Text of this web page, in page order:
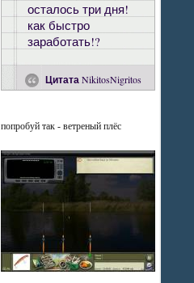
Цитата NikitosNigritos
осталось три дня!
как быстро
заработать!?
попробуй так - ветреный плёс